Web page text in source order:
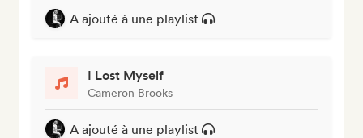
A ajouté à une playlist
I Lost Myself
Cameron Brooks
A ajouté à une playlist